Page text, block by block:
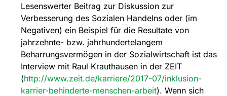
Lesenswerter Beitrag zur Diskussion zur
Verbesserung des Sozialen Handelns oder (im
Negativen) ein Beispiel für die Resultate von
jahrzehnte- bzw. jahrhundertelangem
Beharrungsvermögen in der Sozialwirtschaft ist das
Interview mit Raul Krauthausen in der ZEIT
(http://www.zeit.de/karriere/2017-07/inklusion-
karrier-behinderte-menschen-arbeit). Wenn sich